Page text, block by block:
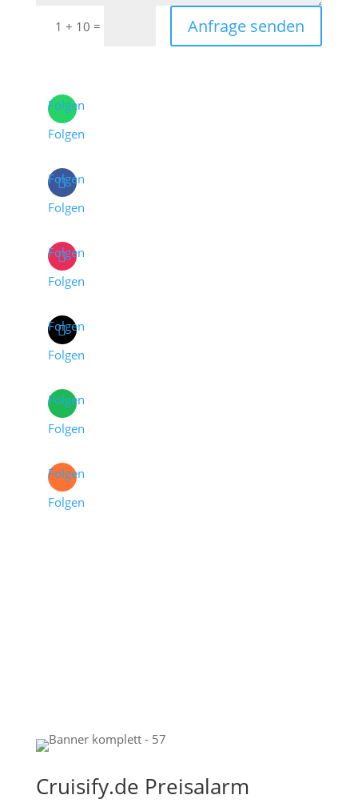
1 + 10 = Anfrage senden
Folgen
Folgen
Folgen
Folgen
Folgen
Folgen
Folgen
Folgen
Folgen
Folgen
Folgen
Folgen
Cruisify.de Preisalarm